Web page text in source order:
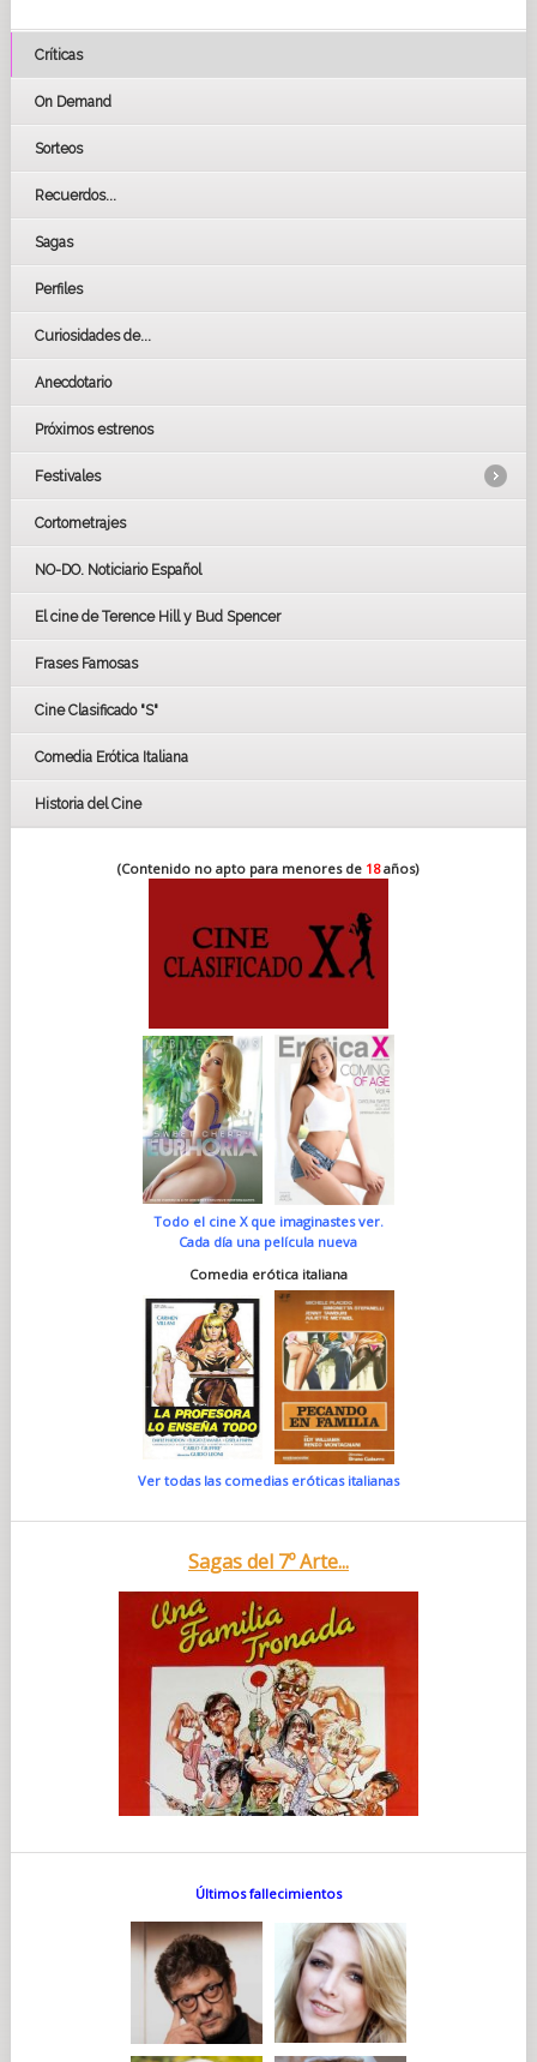
Críticas
On Demand
Sorteos
Recuerdos...
Sagas
Perfiles
Curiosidades de...
Anecdotario
Próximos estrenos
Festivales
LOS OSCARS
GOYAS
BAFTA
Cortometrajes
NO-DO. Noticiario Español
El cine de Terence Hill y Bud Spencer
Frases Famosas
Cine Clasificado "S"
Comedia Erótica Italiana
Historia del Cine
(Contenido no apto para menores de 18años)
Todo el cine X que imaginastes ver.
Cada día una película nueva
Comedia erótica italiana
Ver todas las comedias eróticas italianas
Sagas del 7º Arte...
Últimos fallecimientos